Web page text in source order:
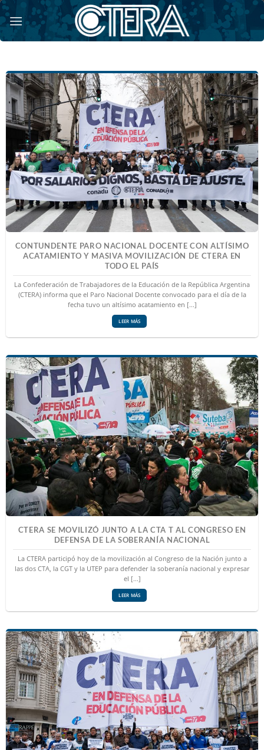
Saltar
al
contenido
CONTUNDENTE PARO NACIONAL DOCENTE CON ALTÍSIMO
ACATAMIENTO Y MASIVA MOVILIZACIÓN DE CTERA EN
TODO EL PAÍS
La Confederación de Trabajadores de la Educación de la República Argentina
(CTERA) informa que el Paro Nacional Docente convocado para el día de la
fecha tuvo un altísimo acatamiento en [...]
LEER MÁS
CTERA SE MOVILIZÓ JUNTO A LA CTA T AL CONGRESO EN
DEFENSA DE LA SOBERANÍA NACIONAL
La CTERA participó hoy de la movilización al Congreso de la Nación junto a
las dos CTA, la CGT y la UTEP para defender la soberanía nacional y expresar
el [...]
LEER MÁS